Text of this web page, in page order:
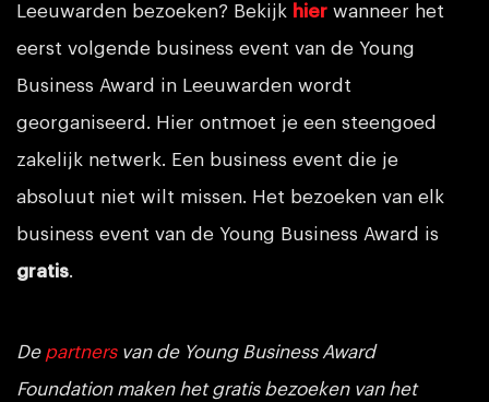
Leeuwarden bezoeken? Bekijk hier wanneer het
eerst volgende business event van de Young
Business Award in Leeuwarden wordt
georganiseerd. Hier ontmoet je een steengoed
zakelijk netwerk. Een business event die je
absoluut niet wilt missen. Het bezoeken van elk
business event van de Young Business Award is
gratis.
De partnersvan de Young Business Award
Foundation maken het gratis bezoeken van het